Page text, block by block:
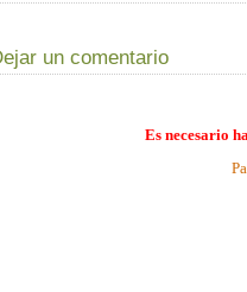
un comentario
Es necesario